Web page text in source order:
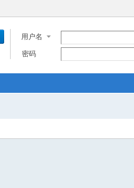
用户名
密码